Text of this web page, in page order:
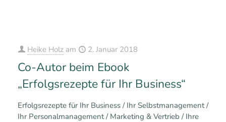
Heike Holz am 2. Januar 2018
Co-Autor beim Ebook
„Erfolgsrezepte für Ihr Business“
Erfolgsrezepte für Ihr Business / Ihr Selbstmanagement /
Ihr Personalmanagement / Marketing & Vertrieb / Ihre